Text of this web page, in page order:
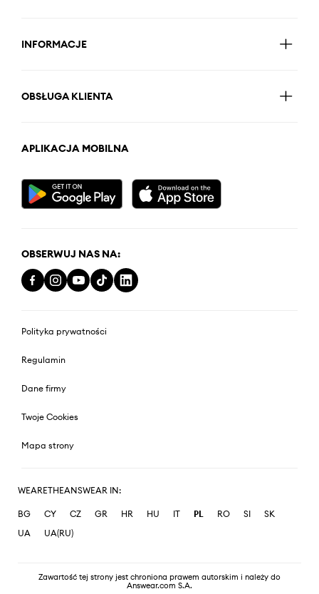
INFORMACJE
OBSŁUGA KLIENTA
APLIKACJA MOBILNA
OBSERWUJ NAS NA:
Polityka prywatności
Regulamin
Dane firmy
Twoje Cookies
Mapa strony
WEARETHEANSWEAR IN:
BG CY CZ GR HR HU IT PL RO SI
SK
UA
UA(RU)
Zawartość tej strony jest chroniona prawem autorskim i należy do
Answear.com S.A.